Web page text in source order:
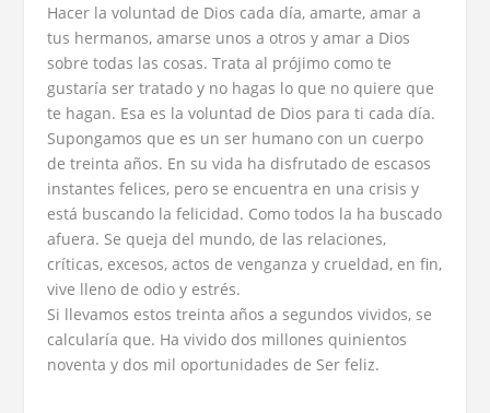
Hacer la voluntad de Dios cada día, amarte, amar a
tus hermanos, amarse unos a otros y amar a Dios
sobre todas las cosas. Trata al prójimo como te
gustaría ser tratado y no hagas lo que no quiere que
te hagan. Esa es la voluntad de Dios para ti cada día.
Supongamos que es un ser humano con un cuerpo
de treinta años. En su vida ha disfrutado de escasos
instantes felices, pero se encuentra en una crisis y
está buscando la felicidad. Como todos la ha buscado
afuera. Se queja del mundo, de las relaciones,
críticas, excesos, actos de venganza y crueldad, en fin,
vive lleno de odio y estrés.
Si llevamos estos treinta años a segundos vividos, se
calcularía que. Ha vivido dos millones quinientos
noventa y dos mil oportunidades de Ser feliz.